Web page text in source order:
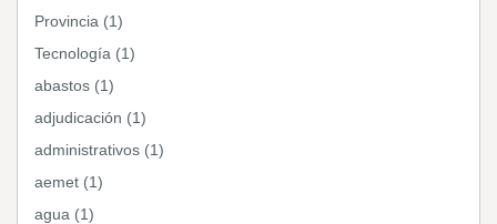
Provincia (1)
Tecnología (1)
abastos (1)
adjudicación (1)
administrativos (1)
aemet (1)
agua (1)